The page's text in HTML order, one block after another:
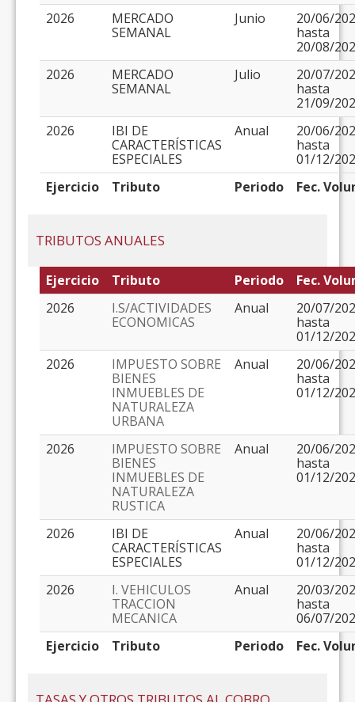
2026
MERCADO
SEMANAL
Junio
20/06/
hasta
20/08/
2026
MERCADO
SEMANAL
Julio
20/07/
hasta
21/09/
2026
IBI DE
CARACTERÍSTICAS
ESPECIALES
Anual
20/06/
hasta
01/12/
Ejercicio
Tributo Periodo Fec.
TRIBUTOS ANUALES
Ejercicio Tributo Periodo
Fec.
2026
I.S/ACTIVIDADES
ECONOMICAS
Anual
20/07/
hasta
01/12/
2026
IMPUESTO SOBRE
BIENES
INMUEBLES DE
NATURALEZA
URBANA
Anual
20/06/
hasta
01/12/
2026
IMPUESTO SOBRE
BIENES
INMUEBLES DE
NATURALEZA
RUSTICA
Anual
20/06/
hasta
01/12/
2026
IBI DE
CARACTERÍSTICAS
ESPECIALES
Anual
20/06/
hasta
01/12/
2026
I. VEHICULOS
TRACCION
MECANICA
Anual
20/03/
hasta
06/07/
Ejercicio
Tributo Periodo Fec.